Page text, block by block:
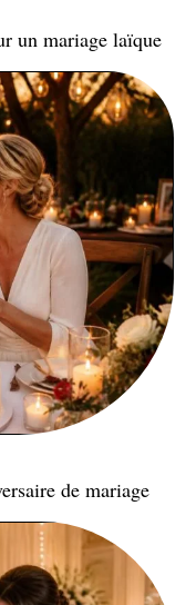
un mariage laïque
de mariage